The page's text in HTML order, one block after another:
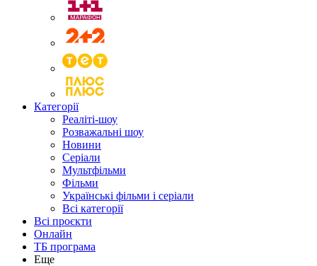
Категорії
Реаліті-шоу
Розважальні шоу
Новини
Серіали
Мультфільми
Фільми
Українські фільми і серіали
Всі категорії
Всі проєкти
Онлайн
ТБ програма
Еще